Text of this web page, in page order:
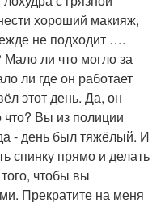
хороший макияж,
не подходит ….
ли что могло за
ли где он работает
этот день. Да, он
Вы из полиции
- день был тяжёлый. И
спинку прямо и делать
чтобы вы
Прекратите на меня